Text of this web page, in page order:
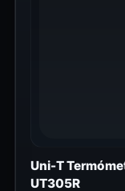
Uni-T
UT305R